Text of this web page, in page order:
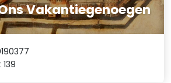
Vakantiegenoegen